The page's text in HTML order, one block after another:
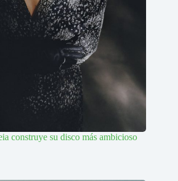
construye su disco más ambicioso